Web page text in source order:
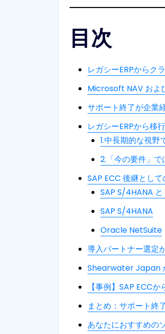
目次
レガシーERPからク
Microsoft NAV およ
サポート終了が企業
レガシーERPから移
1.中長期的な視野
2.「今の要件」
SAP ECC 後継とし
SAP S/4HANA
SAP S/4HANA
Oracle NetSuite
導入パートナー選定
Shearwater Japan
【事例】SAP ECC
まとめ：サポート終
あなたにおすすめの